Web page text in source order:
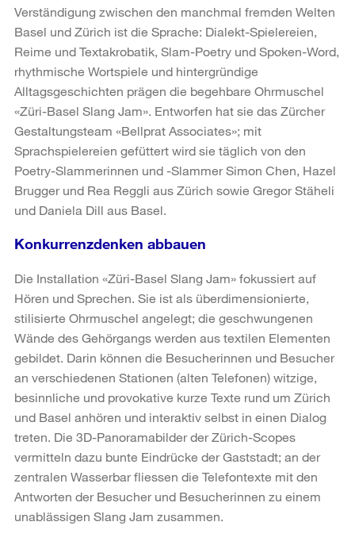
Verständigung zwischen den manchmal fremden Welten
Basel und Zürich ist die Sprache: Dialekt-Spielereien,
Reime und Textakrobatik, Slam-Poetry und Spoken-Word,
rhythmische Wortspiele und hintergründige
Alltagsgeschichten prägen die begehbare Ohrmuschel
«Züri-Basel Slang Jam». Entworfen hat sie das Zürcher
Gestaltungsteam «Bellprat Associates»; mit
Sprachspielereien gefüttert wird sie täglich von den
Poetry-Slammerinnen und -Slammer Simon Chen, Hazel
Brugger und Rea Reggli aus Zürich sowie Gregor Stäheli
und Daniela Dill aus Basel.
Konkurrenzdenken abbauen
Die Installation «Züri-Basel Slang Jam» fokussiert auf
Hören und Sprechen. Sie ist als überdimensionierte,
stilisierte Ohrmuschel angelegt; die geschwungenen
Wände des Gehörgangs werden aus textilen Elementen
gebildet. Darin können die Besucherinnen und Besucher
an verschiedenen Stationen (alten Telefonen) witzige,
besinnliche und provokative kurze Texte rund um Zürich
und Basel anhören und interaktiv selbst in einen Dialog
treten. Die 3D-Panoramabilder der Zürich-Scopes
vermitteln dazu bunte Eindrücke der Gaststadt; an der
zentralen Wasserbar fliessen die Telefontexte mit den
Antworten der Besucher und Besucherinnen zu einem
unablässigen Slang Jam zusammen.